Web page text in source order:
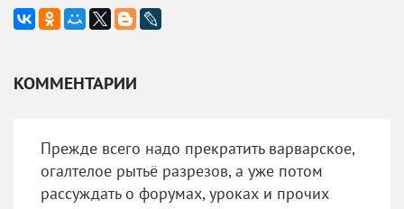
КОММЕНТАРИИ
Прежде всего надо прекратить варварское,
огалтелое рытьё разрезов, а уже потом
рассуждать о форумах, уроках и прочих